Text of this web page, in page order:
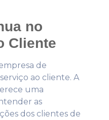
no
Cliente
de
ao cliente. A
uma
as
dos clientes de